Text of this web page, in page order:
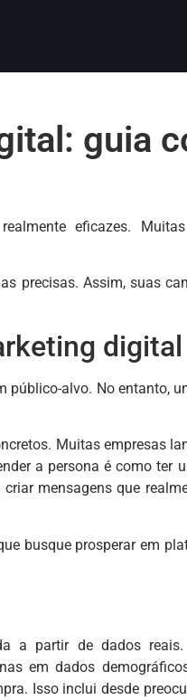
guia
eficazes.
precisas. Assim, suas
digital
alvo. No entanto,
Muitas empresas
a persona é como ter
mensagens que
busque prosperar em
a partir de dados
em dados
Isso inclui desde